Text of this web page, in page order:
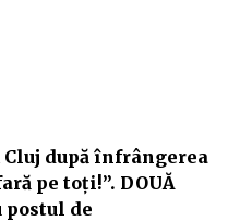
Cluj după înfrângerea
pe toți!”. DOUĂ
postul de